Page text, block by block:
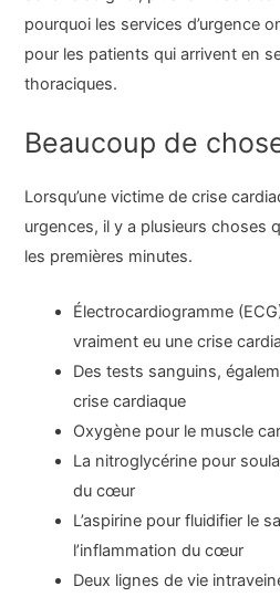
pourquoi les services d’urgence
pour les patients qui arrivent en
thoraciques.
Beaucoup de
Lorsqu’une victime de crise
urgences, il y a plusieurs choses
les premières minutes.
Électrocardiogramme
vraiment eu une crise
Des tests sanguins,
crise cardiaque
Oxygène pour le muscle
La nitroglycérine pour
du cœur
L’aspirine pour fluidifier le
l’inflammation du cœur
Deux lignes de vie